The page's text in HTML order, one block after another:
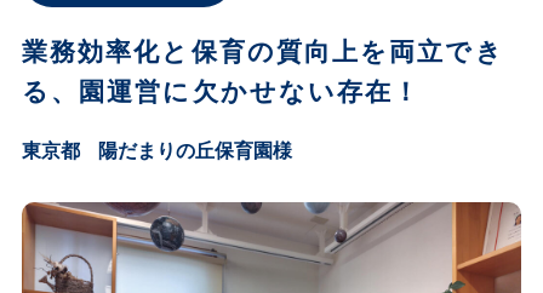
業務効率化と保育の質向上を両立でき
る、園運営に欠かせない存在！
東京都 陽だまりの丘保育園様